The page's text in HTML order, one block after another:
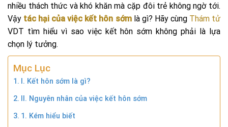
nhiều thách thức và khó khăn mà cặp đôi trẻ không ngờ tới.
Vậy tác hại của việc kết hôn sớmlà gì? Hãy cùng Thám tử
VDT tìm hiểu vì sao việc kết hôn sớm không phải là lựa
chọn lý tưởng.
Mục Lục
I. Kết hôn sớm là gì?
II. Nguyên nhân của việc kết hôn sớm
1. Kém hiểu biết